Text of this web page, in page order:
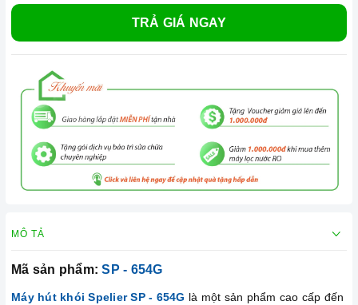
TRẢ GIÁ NGAY
MÔ TẢ
Mã sản phẩm:SP - 654G
Máy hút khói Spelier SP - 654G là một sản phẩm cao cấp đến